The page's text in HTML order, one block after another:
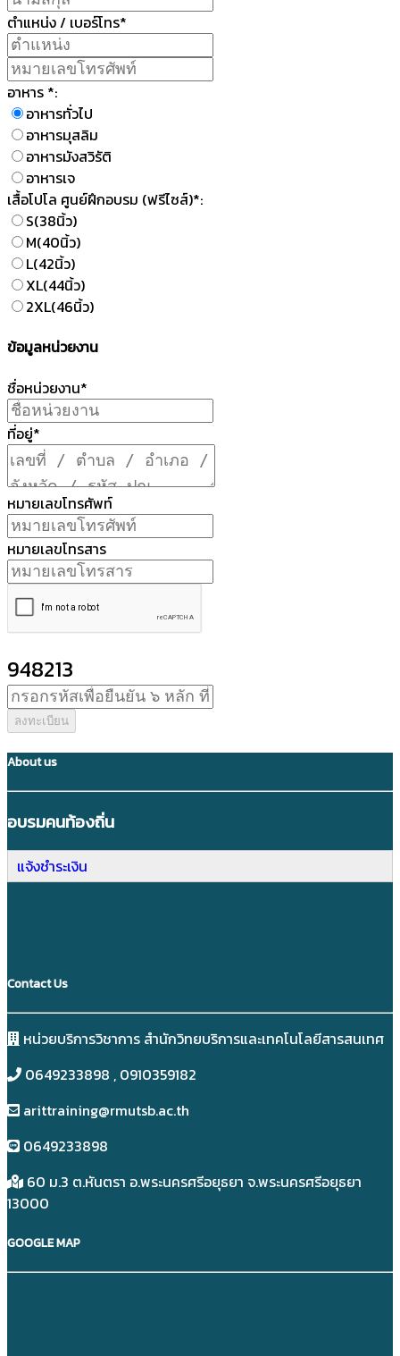
ตำแหน่ง / เบอร์โทร*
อาหาร *:
อาหารทั่วไป
อาหารมุสลิม
อาหารมังสวิรัติ
อาหารเจ
เสื้อโปโล ศูนย์ฝึกอบรม (ฟรีไซส์)*:
S(38นิ้ว)
M(40นิ้ว)
L(42นิ้ว)
XL(44นิ้ว)
2XL(46นิ้ว)
ข้อมูลหน่วยงาน
ชื่อหน่วยงาน*
ที่อยู่*
หมายเลขโทรศัพท์
หมายเลขโทรสาร
948213
ลงทะเบียน
About us
อบรมคนท้องถิ่น
แจ้งชำระเงิน
Contact Us
หน่วยบริการวิชาการ สำนักวิทยบริการและเทคโนโลยีสารสนเทศ
0649233898​ , 0910359182
arittraining@rmutsb.ac.th
0649233898​
60 ม.3 ต.หันตรา อ.พระนครศรีอยุธยา จ.พระนครศรีอยุธยา
13000
GOOGLE MAP